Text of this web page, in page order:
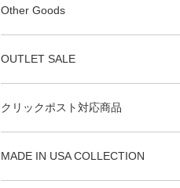
Other Goods
OUTLET SALE
クリックポスト対応商品
MADE IN USA COLLECTION